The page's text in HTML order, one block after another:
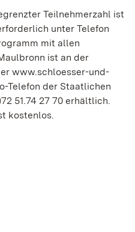
Teilnehmerzahl ist
unter Telefon
mit allen
ist an der
www.schloesser-und-
Telefon der Staatlichen
51.74 27 70 erhältlich.
kostenlos.